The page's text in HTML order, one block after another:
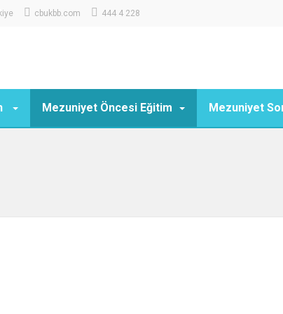
cbukbb.com 444 4 228
Mezuniyet Öncesi Eğitim Mezuniyet